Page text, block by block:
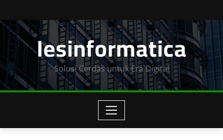
to
content
Iesinformatica
Solusi Cerdas untuk Era Digital